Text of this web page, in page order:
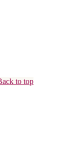
to top